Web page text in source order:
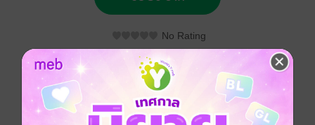
No Rating
อยากได้ ซื้อเป็นของขวัญ ติดตาม แชร์